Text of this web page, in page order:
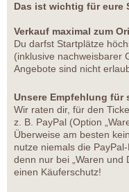
Das ist wichtig für eure
Verkauf maximal zum
Du darfst Startplätze
(inklusive nachweisbarer
Angebote sind nicht
Unsere Empfehlung für
Wir raten dir, für den
z. B. PayPal (Option
Überweise am besten
nutze niemals die
denn nur bei „Waren und
einen Käuferschutz!